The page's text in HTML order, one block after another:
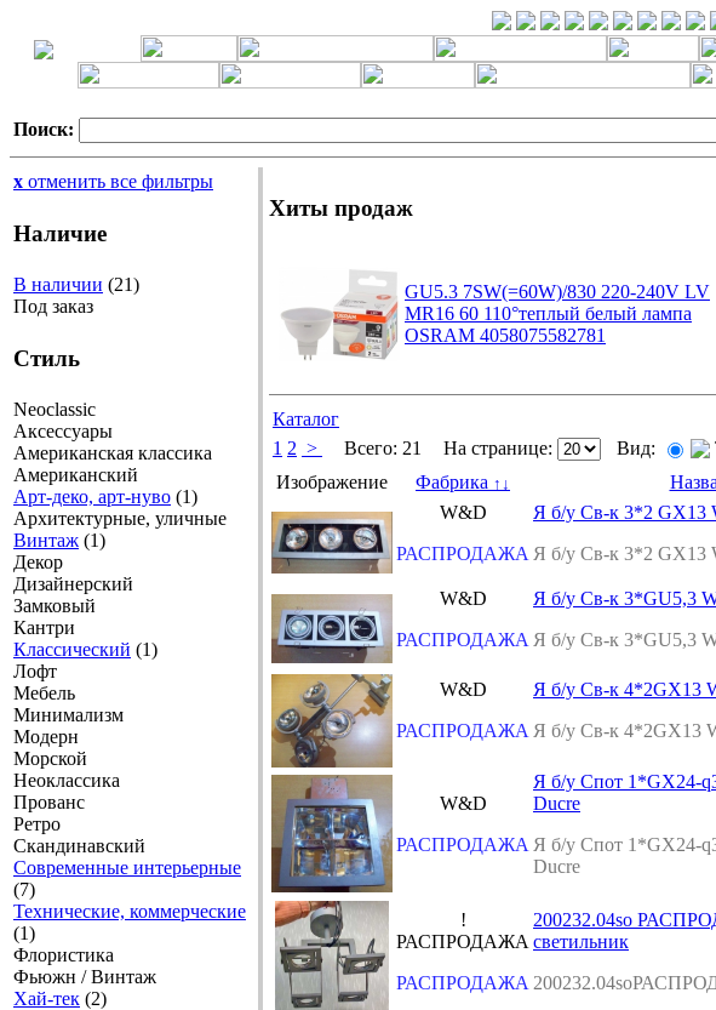
Поиск:
x отменить все фильтры
Наличие
В наличии (21)
Под заказ
Стиль
Neoclassic
Аксессуары
Американская классика
Американский
Арт-деко, арт-нуво (1)
Архитектурные, уличные
Винтаж (1)
Декор
Дизайнерский
Замковый
Кантри
Классический (1)
Лофт
Мебель
Минимализм
Модерн
Морской
Неоклассика
Прованс
Ретро
Скандинавский
Современные интерьерные
(7)
Технические, коммерческие
(1)
Флористика
Фьюжн / Винтаж
Хай-тек (2)
Хиты продаж
GU5.3 7SW(=60W)/830 220-240V LV
MR16 60 110°теплый белый лампа
OSRAM 4058075582781
Каталог
1 2 > Всего: 21 На странице: Вид:
Изображение
Фабрика ↑ ↓
W&D
РАСПРОДАЖА
Я б/у Св-к 3*2 GX13
Я б/у Св-к 3*2 GX13
W&D
РАСПРОДАЖА
Я б/у Св-к 3*GU5,3
Я б/у Св-к 3*GU5,3
W&D
РАСПРОДАЖА
Я б/у Св-к 4*2GX13
Я б/у Св-к 4*2GX13
W&D
РАСПРОДАЖА
Я б/у Спот 1*GX24-
Ducre
Я б/у Спот 1*GX24-
Ducre
!
РАСПРОДАЖА
РАСПРОДАЖА
200232.04so
светильник